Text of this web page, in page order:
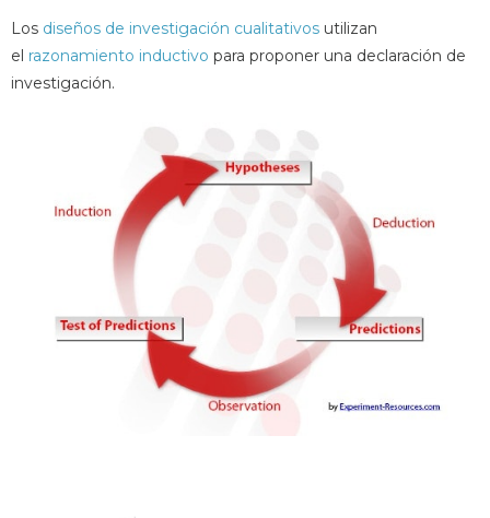
Los diseños de investigación cualitativos utilizan
el razonamiento inductivo para proponer una declaración de
investigación.